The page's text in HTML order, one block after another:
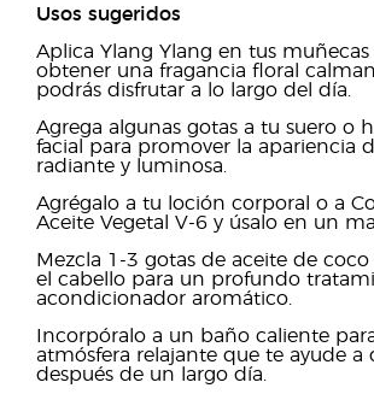
Usos sugeridos
Aplica Ylang Ylang en tus muñecas
obtener una fragancia floral
podrás disfrutar a lo largo del día.
Agrega algunas gotas a tu suero o
facial para promover la apariencia
radiante y luminosa.
Agrégalo a tu loción corporal o a
Aceite Vegetal V-6 y úsalo en un
Mezcla 1-3 gotas de aceite de
el cabello para un profundo
acondicionador aromático.
Incorpóralo a un baño caliente
atmósfera relajante que te ayude a
después de un largo día.